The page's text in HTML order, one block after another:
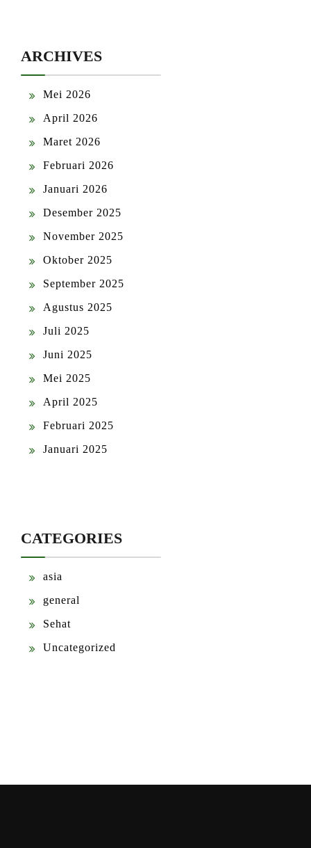
ARCHIVES
Mei 2026
April 2026
Maret 2026
Februari 2026
Januari 2026
Desember 2025
November 2025
Oktober 2025
September 2025
Agustus 2025
Juli 2025
Juni 2025
Mei 2025
April 2025
Februari 2025
Januari 2025
CATEGORIES
asia
general
Sehat
Uncategorized